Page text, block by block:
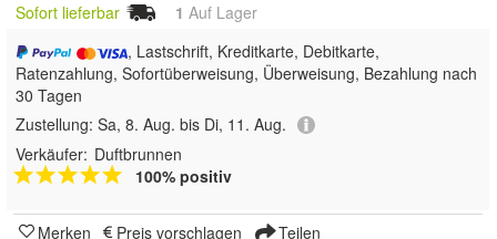
Sofort lieferbar 1 Auf Lager
, Lastschrift, Kreditkarte, Debitkarte,
Ratenzahlung, Sofortüberweisung, Überweisung, Bezahlung nach
30 Tagen
Zustellung: Sa, 8. Aug. bis Di, 11. Aug.
Verkäufer: Duftbrunnen
100% positiv
Merken Preis vorschlagen Teilen